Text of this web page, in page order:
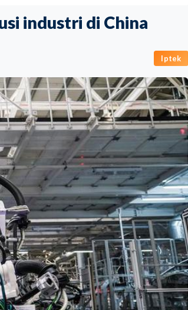
industri di China
Iptek